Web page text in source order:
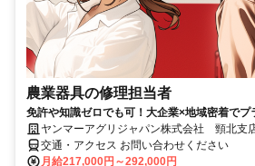
農業器具の修理担当者
免許や知識ゼロでも可！大企業×地域密着で
ヤンマーアグリジャパン株式会社 頸北支
交通・アクセス お問い合わせください
月給217,000円～292,000円